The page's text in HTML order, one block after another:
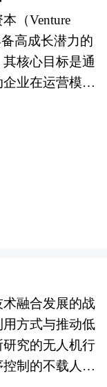
当前，中国
跑跨越的关键
先的北斗导航
大专项成效显
体系不断完
及地面应用上
设加速推进，
著增强；但另
端卫星核心元
自主化率仍需
星及卫星互联
业化开发滞
不成熟，卫星
能力有待加强。
卫星及空天地
技术路线与竞
（Venture
高成长潜力的
核心目标是通
业在运营模
过并购、上市
资本回报。这
客运“重资
的新兴力量，
调度、客户数
术或新型空运
成熟后，通过
收益。全球风
周期。除了成
、英国等新兴
温。中国的风
融合发展的战
方式与推动低
究的无人机行
制的不载人飞